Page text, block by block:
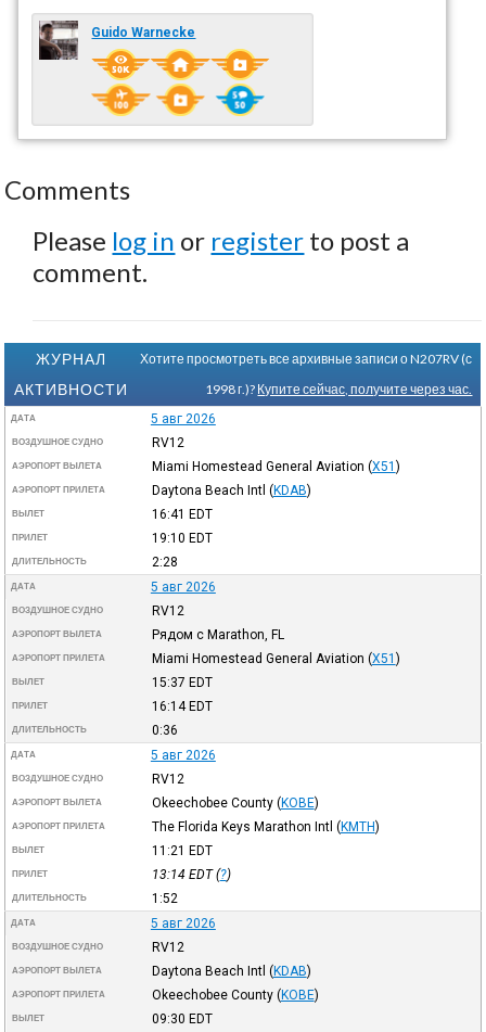
Guido Warnecke
Comments
Please log in or register to post a
comment.
ЖУРНАЛ
АКТИВНОСТИ
Хотите просмотреть все архивные записи о N207RV (с
1998 г.)? Купите сейчас, получите через час.
ДАТА 5 авг 2026
ВОЗДУШНОЕ СУДНО RV12
АЭРОПОРТ ВЫЛЕТА Miami Homestead General Aviation (X51 )
АЭРОПОРТ ПРИЛЕТА Daytona Beach Intl (KDAB)
ВЫЛЕТ 16:41 EDT
ПРИЛЕТ 19:10 EDT
ДЛИТЕЛЬНОСТЬ 2:28
ДАТА 5 авг 2026
ВОЗДУШНОЕ СУДНО RV12
АЭРОПОРТ ВЫЛЕТА Рядом с Marathon, FL
АЭРОПОРТ ПРИЛЕТА Miami Homestead General Aviation (X51 )
ВЫЛЕТ 15:37 EDT
ПРИЛЕТ 16:14EDT
ДЛИТЕЛЬНОСТЬ 0:36
ДАТА 5 авг 2026
ВОЗДУШНОЕ СУДНО RV12
АЭРОПОРТ ВЫЛЕТА Okeechobee County (KOBE)
АЭРОПОРТ ПРИЛЕТА The Florida Keys Marathon Intl (KMTH)
ВЫЛЕТ 11:21 EDT
ПРИЛЕТ 13:14 EDT(?)
ДЛИТЕЛЬНОСТЬ 1:52
ДАТА 5 авг 2026
ВОЗДУШНОЕ СУДНО RV12
АЭРОПОРТ ВЫЛЕТА Daytona Beach Intl (KDAB)
АЭРОПОРТ ПРИЛЕТА Okeechobee County (KOBE)
ВЫЛЕТ 09:30 EDT